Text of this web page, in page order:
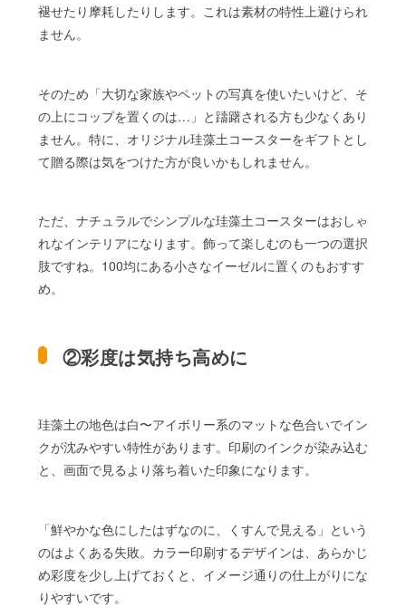
褪せたり摩耗したりします。これは素材の特性上避けられ
ません。
そのため「大切な家族やペットの写真を使いたいけど、そ
の上にコップを置くのは…」と躊躇される方も少なくあり
ません。特に、オリジナル珪藻土コースターをギフトとし
て贈る際は気をつけた方が良いかもしれません。
ただ、ナチュラルでシンプルな珪藻土コースターはおしゃ
れなインテリアになります。飾って楽しむのも一つの選択
肢ですね。100均にある小さなイーゼルに置くのもおすす
め。
②彩度は気持ち高めに
珪藻土の地色は白〜アイボリー系のマットな色合いでイン
クが沈みやすい特性があります。印刷のインクが染み込む
と、画面で見るより落ち着いた印象になります。
「鮮やかな色にしたはずなのに、くすんで見える」という
のはよくある失敗。カラー印刷するデザインは、あらかじ
め彩度を少し上げておくと、イメージ通りの仕上がりにな
りやすいです。